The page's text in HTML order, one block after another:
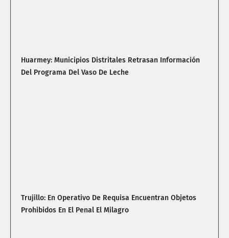
Huarmey: Municipios Distritales Retrasan Información
Del Programa Del Vaso De Leche
Trujillo: En Operativo De Requisa Encuentran Objetos
Prohibidos En El Penal El Milagro